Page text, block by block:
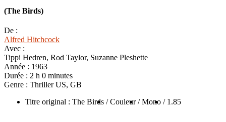
(The Birds)
De :
Alfred Hitchcock
Avec :
Tippi Hedren, Rod Taylor, Suzanne Pleshette
Année : 1963
Durée : 2 h 0 minutes
Genre : Thriller US, GB
Titre original : The Birds / Couleur / Mono / 1.85